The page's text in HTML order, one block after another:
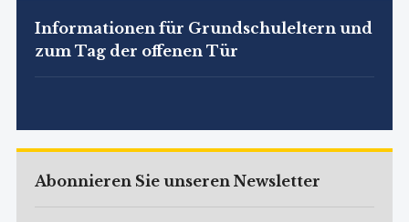
Informationen für Grundschuleltern und
zum Tag der offenen Tür
Abonnieren Sie unseren Newsletter